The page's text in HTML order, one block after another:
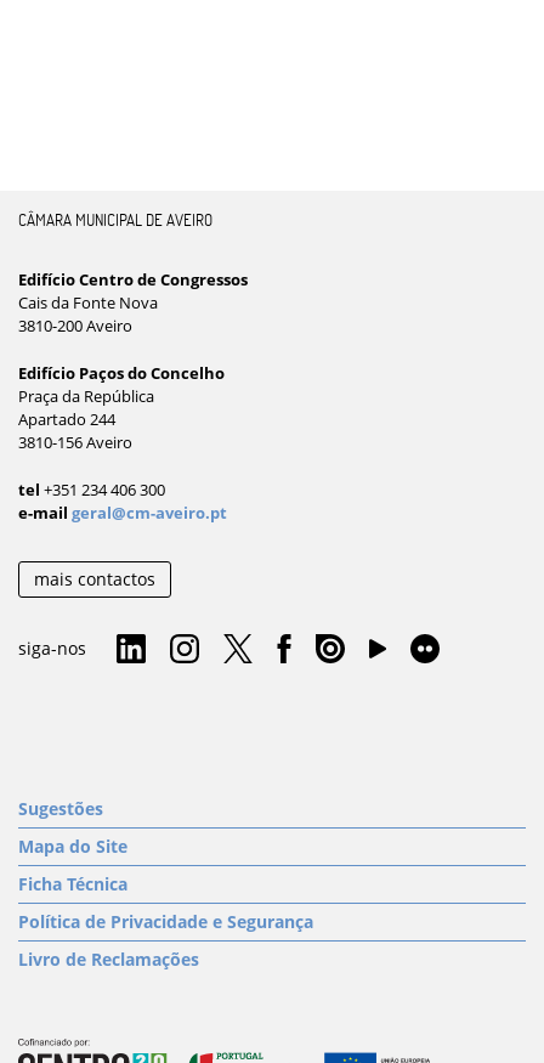
CÂMARA MUNICIPAL DE AVEIRO
Edifício Centro de Congressos
Cais da Fonte Nova
3810-200 Aveiro
Edifício Paços do Concelho
Praça da República
Apartado 244
3810-156 Aveiro
tel +351 234 406 300
e-mail geral@cm-aveiro.pt
mais contactos
siga-nos
Sugestões
Mapa do Site
Ficha Técnica
Política de Privacidade e Segurança
Livro de Reclamações